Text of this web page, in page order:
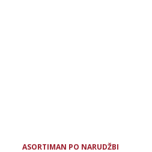
ASORTIMAN PO NARUDŽBI